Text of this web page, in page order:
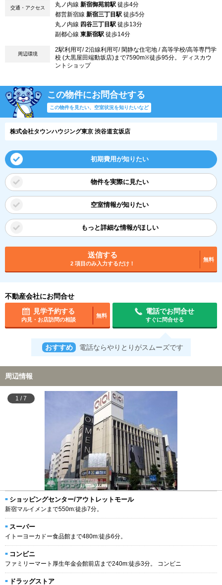
交通・アクセス 丸ノ内線 新宿御苑前駅 徒歩4分
都営新宿線 新宿三丁目駅 徒歩5分
丸ノ内線 四谷三丁目駅 徒歩13分
副都心線 東新宿駅 徒歩14分
周辺環境
2駅利用可/ 2沿線利用可/ 閑静な住宅地 / 高等学校/高等専門学
校 (大黒屋田端動坂店)まで7590m※徒歩95分。 ディスカウ
ントショップ
この物件にお問合せする
この物件を見たい、空室状況を知りたいなど
株式会社タウンハウジング東京 渋谷道玄坂店
初期費用が知りたい
物件を実際に見たい
空室情報が知りたい
もっと詳細な情報がほしい
送信する
2 項目のみ入力するだけ！
無料
不動産会社にお問合せ
見学予約する
内見・お店訪問の相談
無料
電話でお問合せ
すぐに問合せる
おすすめ 電話ならやりとりがスムーズです
周辺情報
1 /7
ショッピングセンター/アウトレットモール
新宿マルイメンまで550m:徒歩7分。
スーパー
イトーヨーカドー食品館まで480m:徒歩6分。
コンビニ
ファミリーマート厚生年金会館前店まで240m:徒歩3分。 コンビニ
ドラッグストア